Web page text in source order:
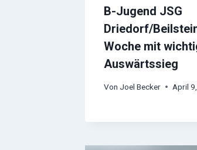
B-Jugend JSG
Driedorf/
Woche mit
Auswärtssieg
Von Joel Becker April